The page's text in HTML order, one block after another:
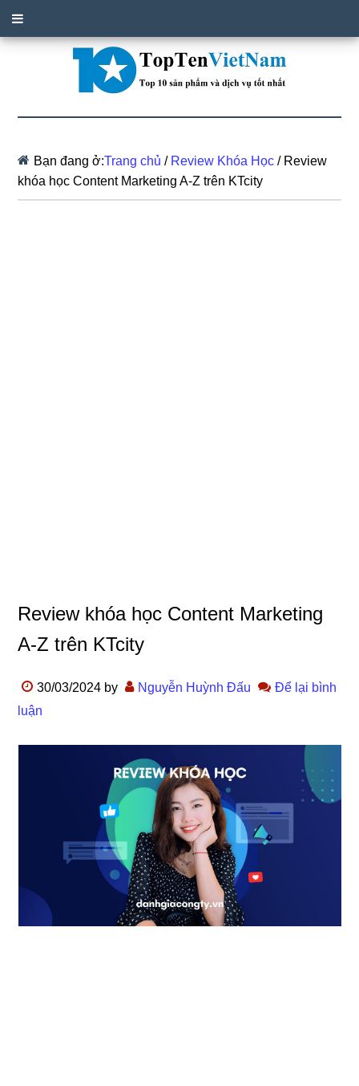
Bạn đang ở:Trang chủ / Review Khóa Học /Review
khóa học Content Marketing A-Z trên KTcity
Review khóa học Content Marketing
A-Z trên KTcity
30/03/2024 by Nguyễn Huỳnh Đấu
Để lại bình
luận